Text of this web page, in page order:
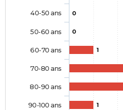
0
0
1
1
40-50 ans
50-60 ans
60-70 ans
70-80 ans
80-90 ans
90-100 ans